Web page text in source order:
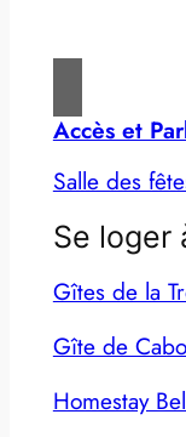
Accès et
Salle des
Se loger
Gîtes de la
Gîte de
Homestay